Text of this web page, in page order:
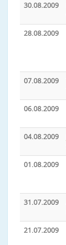
30.08.2009
28.08.2009
07.08.2009
06.08.2009
04.08.2009
01.08.2009
31.07.2009
21.07.2009